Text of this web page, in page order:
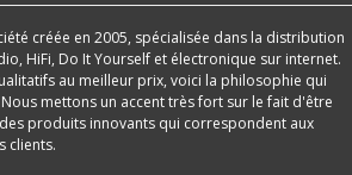
créée en 2005, spécialisée dans la distribution
HiFi, Do It Yourself et électronique sur internet.
au meilleur prix, voici la philosophie qui
mettons un accent très fort sur le fait d'être
produits innovants qui correspondent aux
clients.